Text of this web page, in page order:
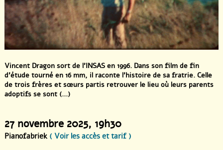
Vincent Dragon sort de l’INSAS en 1996. Dans son film de fin
d’étude tourné en 16 mm, il raconte l’histoire de sa fratrie. Celle
de trois frères et sœurs partis retrouver le lieu où leurs parents
adoptifs se sont (...)
27 novembre 2025, 19h30
Pianofabriek ( Voir les accès et tarif )